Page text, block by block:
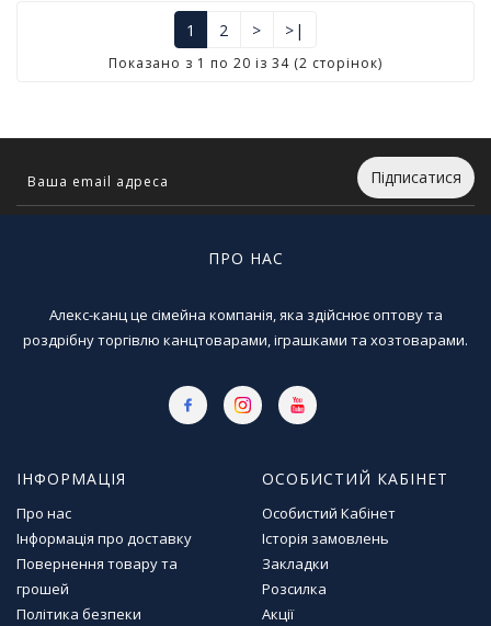
1 2 > >|
Показано з 1 по 20 із 34 (2 сторінок)
Підписатися
ПРО НАС
Алекс-канц це сімейна компанія, яка здійснює оптову та
роздрібну торгівлю канцтоварами, іграшками та хозтоварами.
ІНФОРМАЦІЯ
Про нас
Інформація про доставку
Повернення товару та
грошей
Політика безпеки
ОСОБИСТИЙ КАБІНЕТ
Особистий Кабінет
Історія замовлень
Закладки
Розсилка
Акції